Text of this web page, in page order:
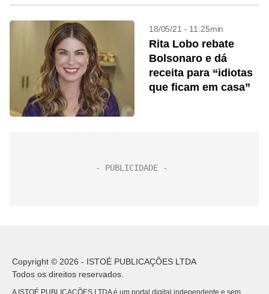
18/05/21 - 11:25min
Rita Lobo rebate
Bolsonaro e dá
receita para “idiotas
que ficam em casa”
Copyright © 2026 - ISTOÉ PUBLICAÇÕES LTDA
Todos os direitos reservados.
A ISTOÉ PUBLICAÇÕES LTDA é um portal digital independente e sem